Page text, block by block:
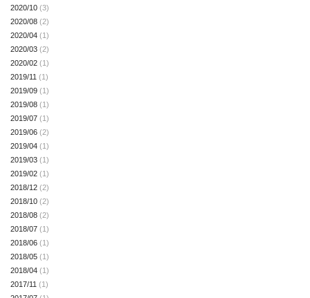
2020/10 (3)
2020/08 (2)
2020/04 (1)
2020/03 (2)
2020/02 (1)
2019/11 (1)
2019/09 (1)
2019/08 (1)
2019/07 (1)
2019/06 (2)
2019/04 (1)
2019/03 (1)
2019/02 (1)
2018/12 (2)
2018/10 (2)
2018/08 (2)
2018/07 (1)
2018/06 (1)
2018/05 (1)
2018/04 (1)
2017/11 (1)